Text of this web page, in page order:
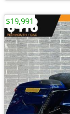
$19,991